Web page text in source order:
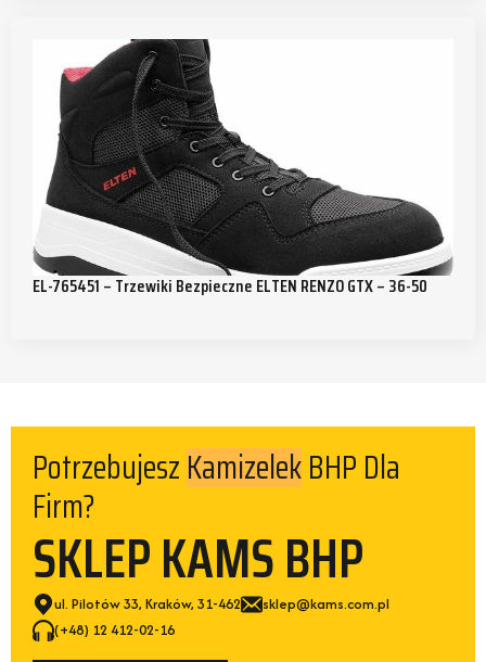
EL-765451 – Trzewiki Bezpieczne ELTEN RENZO GTX – 36-50
Potrzebujesz Kamizelek BHP Dla
Firm?
SKLEP KAMS BHP
ul. Pilotów 33, Kraków, 31-462
sklep@kams.com.pl
(+48) 12 412-02-16